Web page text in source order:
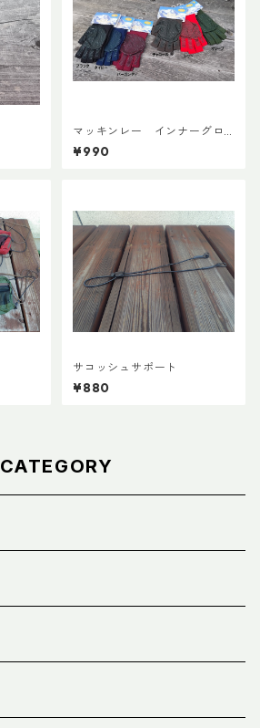
マッキンレー インナーグロ
ーブ ノンスリップショート
¥990
サコッシュサポート
¥880
CATEGORY